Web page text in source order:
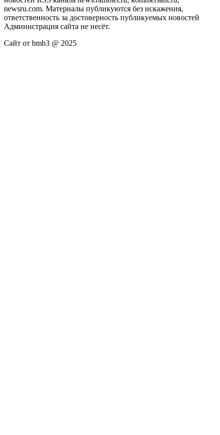
newsru.com. Материалы публикуются без искажения,
ответственность за достоверность публикуемых новостей
Администрация сайта не несёт.
Сайт от bmb3 @ 2025